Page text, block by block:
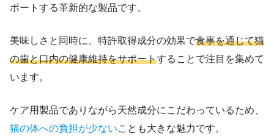
ポートする革新的な製品です。
美味しさと同時に、特許取得成分の効果で食事を通じて猫
の歯と口内の健康維持をサポートすることで注目を集めて
います。
ケア用製品でありながら天然成分にこだわっているため、
猫の体への負担が少ないことも大きな魅力です。